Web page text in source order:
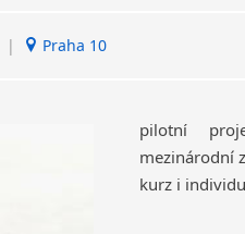
| Praha 10
pilotní
mezinárodní
kurz i